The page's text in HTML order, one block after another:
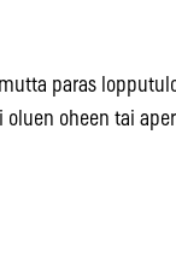
paras
oheen tai